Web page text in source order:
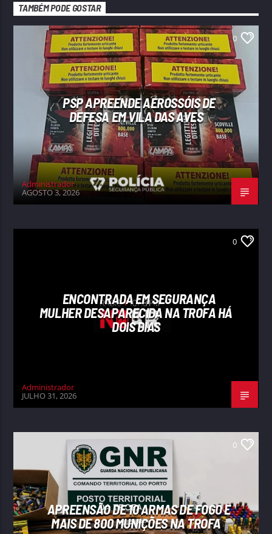
TAMBÉM PODE GOSTAR
0
PSP APREENDE AEROSSÓIS DE
DEFESA EM VILA DAS AVES
Administrador
AGOSTO 3, 2026
0
ENCONTRADA EM SEGURANÇA
MULHER DESAPARECIDA NA TROFA HÁ
DOIS DIAS
Administrador
JULHO 31, 2026
0
APREENSÃO DE 10 ARMAS DE FOGO E
MAIS DE 800 MUNIÇÕES NA TROFA